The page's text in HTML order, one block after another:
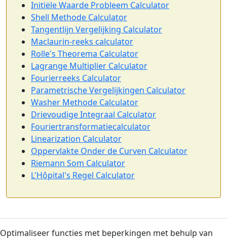
Initiële Waarde Probleem Calculator
Shell Methode Calculator
Tangentlijn Vergelijking Calculator
Maclaurin-reeks calculator
Rolle's Theorema Calculator
Lagrange Multiplier Calculator
Fourierreeks Calculator
Parametrische Vergelijkingen Calculator
Washer Methode Calculator
Drievoudige Integraal Calculator
Fouriertransformatiecalculator
Linearization Calculator
Oppervlakte Onder de Curven Calculator
Riemann Som Calculator
L'Hôpital's Regel Calculator
Optimaliseer functies met beperkingen met behulp van